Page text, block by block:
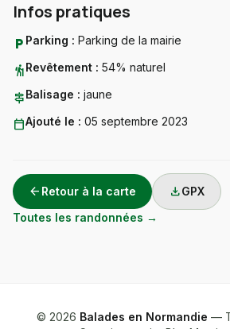
Infos pratiques
local_parking Parking : Parking de la mairie
hikingRevêtement : 54% naturel
signpostBalisage : jaune
calendar_todayAjouté le : 05 septembre 2023
arrow_back Retour à la carte downloadGPX
Toutes les randonnées →
© 2026 Balades en Normandie —